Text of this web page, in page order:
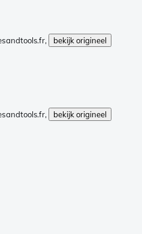
bekijk origineel
bekijk origineel